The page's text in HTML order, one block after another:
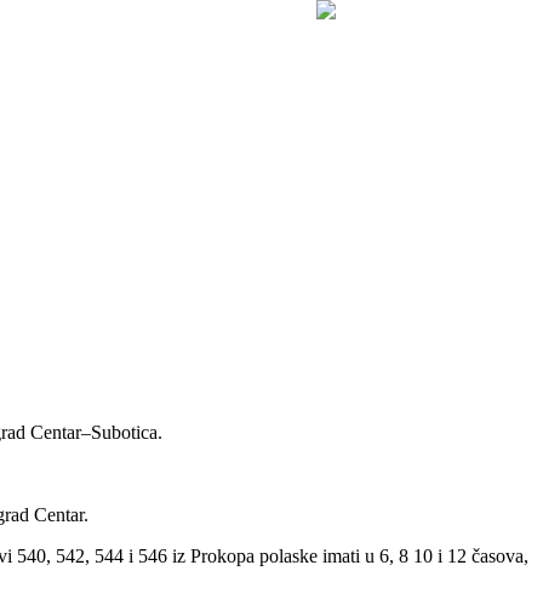
Centar–Subotica.
Centar.
540, 542, 544 i 546 iz Prokopa polaske imati u 6, 8 10 i 12 časova,